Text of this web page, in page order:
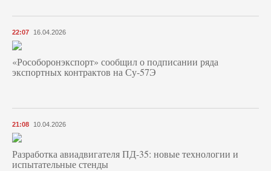
22:07 16.04.2026
«Рособоронэкспорт» сообщил о подписании ряда
экспортных контрактов на Су-57Э
21:08 10.04.2026
Разработка авиадвигателя ПД-35: новые технологии и
испытательные стенды